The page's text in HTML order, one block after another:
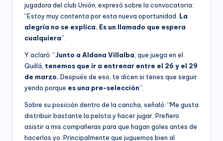
jugadora del club Unión, expresó sobre la convocatoria:
“Estoy muy contenta por esta nueva oportunidad. La
alegría no se explica. Es un llamado que espera
cualquiera”.
Y aclaró: “Junto a Aldana Villalba , que juega en el
Quillá, tenemos que ir a entrenar entre el 26 y el 29
de marzo. Después de eso, te dicen si tenes que seguir
yendo porque es una pre-selección”.
Sobre su posición dentro de la cancha, señaló: “Me gusta
distribuir bastante la pelota y hacer jugar. Prefiero
asistir a mis compañeras para que hagan goles antes de
hacerlos yo. Principalmente que juguemos bien al